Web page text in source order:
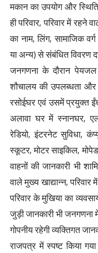
मकान का उपयोग और
ही परिवार, परिवार में रहने
का नाम, लिंग, सामाजिक
या अन्य) से संबंधित विवरण
जनगणना के दौरान
शौचालय की उपलब्धता और
रसोईघर एवं उसमें प्रयुक्त
अलावा घर में स्नानघर,
रेडियो, इंटरनेट सुविधा,
स्कूटर, मोटर साइकिल,
वाहनों की जानकारी भी
वाले मुख्य खाद्यान्न, परिवार
परिवार के मुखिया का
जुड़ी जानकारी भी जनगणना
गोपनीय रहेगी व्यक्तिगत
राजपत्र में स्पष्ट किया